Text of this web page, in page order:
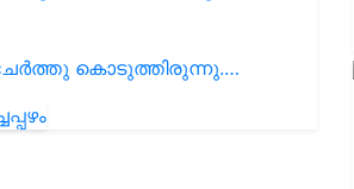
കൊടുത്തിരുന്നു.…